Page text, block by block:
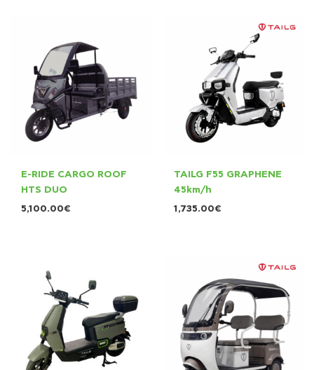
E-RIDE CARGO ROOF
HTS DUO
5,100.00€
TAILG F55 GRAPHENE
45km/h
1,735.00€